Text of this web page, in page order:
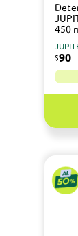
450
$90